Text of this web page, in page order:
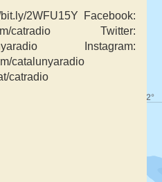
2WFU15Y Facebook:
catradio Twitter:
Instagram:
catalunyaradio
catradio